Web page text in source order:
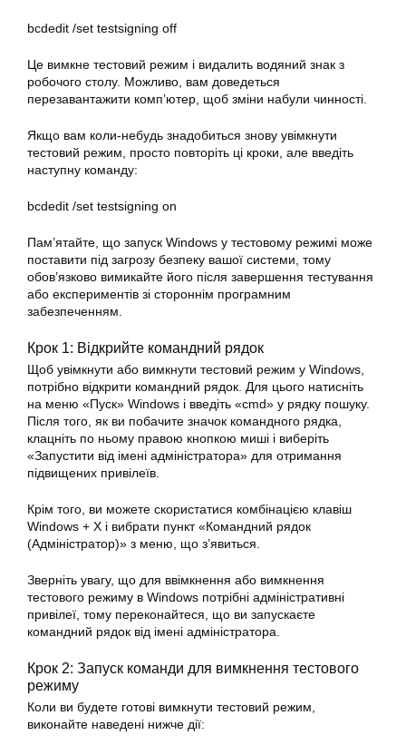
bcdedit /set testsigning off
Це вимкне тестовий режим і видалить водяний знак з
робочого столу. Можливо, вам доведеться
перезавантажити комп’ютер, щоб зміни набули чинності.
Якщо вам коли-небудь знадобиться знову увімкнути
тестовий режим, просто повторіть ці кроки, але введіть
наступну команду:
bcdedit /set testsigning on
Пам’ятайте, що запуск Windows у тестовому режимі може
поставити під загрозу безпеку вашої системи, тому
обов’язково вимикайте його після завершення тестування
або експериментів зі стороннім програмним
забезпеченням.
Крок 1: Відкрийте командний рядок
Щоб увімкнути або вимкнути тестовий режим у Windows,
потрібно відкрити командний рядок. Для цього натисніть
на меню «Пуск» Windows і введіть «cmd» у рядку пошуку.
Після того, як ви побачите значок командного рядка,
клацніть по ньому правою кнопкою миші і виберіть
«Запустити від імені адміністратора» для отримання
підвищених привілеїв.
Крім того, ви можете скористатися комбінацією клавіш
Windows + X і вибрати пункт «Командний рядок
(Адміністратор)» з меню, що з’явиться.
Зверніть увагу, що для ввімкнення або вимкнення
тестового режиму в Windows потрібні адміністративні
привілеї, тому переконайтеся, що ви запускаєте
командний рядок від імені адміністратора.
Крок 2: Запуск команди для вимкнення тестового
режиму
Коли ви будете готові вимкнути тестовий режим,
виконайте наведені нижче дії: